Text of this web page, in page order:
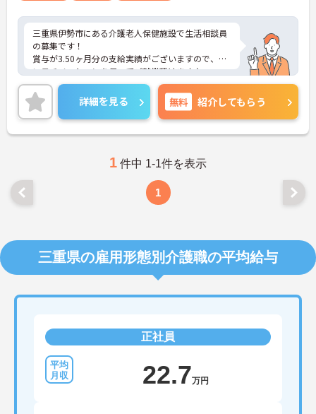
三重県伊勢市にある介護老人保健施設で生活相談員
の募集です！
賞与が3.50ヶ月分の支給実績がございますので、高
いモチベーションを保ってご就業頂けます♪
最寄駅から徒歩4分！マイカー通勤も可能なので毎
日の通勤も楽々です◎
ご興味のある方には、面接対策ポイントなど、さら
に詳細をお話しいたしますのでお気軽にご相談くだ
さい！
詳細を見る 無料 紹介してもらう
1 件中 1-1件を表示
1
三重県の雇用形態別介護職の平均給与
正社員
22.7万円